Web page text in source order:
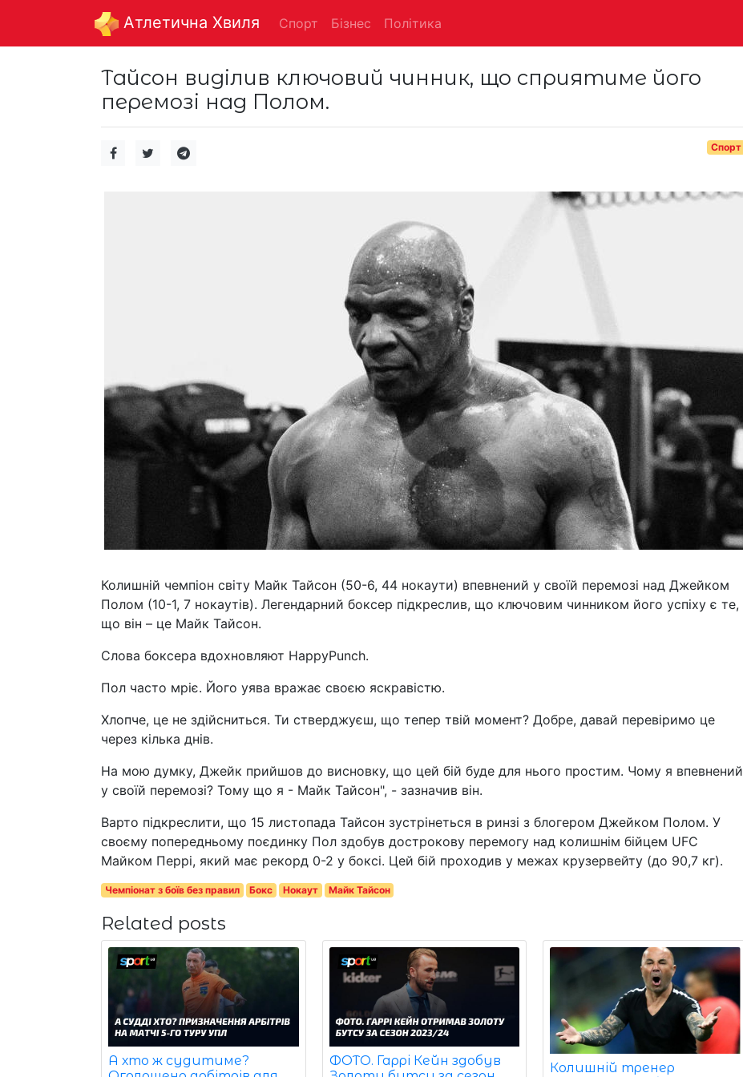
Aтлетична Хвиля Спорт Бізнес Політика
Тайсон виділив ключовий чинник, що сприятиме його
перемозі над Полом.
Спорт
Колишній чемпіон світу Майк Тайсон (50-6, 44 нокаути) впевнений у своїй перемозі над Джейком
Полом (10-1, 7 нокаутів). Легендарний боксер підкреслив, що ключовим чинником його успіху є те,
що він – це Майк Тайсон.
Слова боксера вдохновляют HappyPunch.
Пол часто мріє. Його уява вражає своєю яскравістю.
Хлопче, це не здійсниться. Ти стверджуєш, що тепер твій момент? Добре, давай перевіримо це
через кілька днів.
На мою думку, Джейк прийшов до висновку, що цей бій буде для нього простим. Чому я впевнений
у своїй перемозі? Тому що я - Майк Тайсон", - зазначив він.
Варто підкреслити, що 15 листопада Тайсон зустрінеться в ринзі з блогером Джейком Полом. У
своєму попередньому поєдинку Пол здобув дострокову перемогу над колишнім бійцем UFC
Майком Перрі, який має рекорд 0-2 у боксі. Цей бій проходив у межах крузервейту (до 90,7 кг).
Чемпіонат з боїв без правил Бокс Нокаут Майк Тайсон
Related posts
А хто ж судитиме?
ФОТО. Гаррі Кейн здобув
Колишній тренер